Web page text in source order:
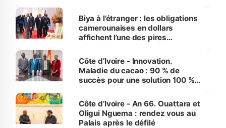
Biya à l’étranger : les obligations
camerounaises en dollars
affichent l’une des pires
Côte d’Ivoire - Innovation.
Maladie du cacao : 90 % de
succès pour une solution 100 %
Côte d’Ivoire - An 66. Ouattara et
Oligui Nguema : rendez vous au
Palais après le défilé